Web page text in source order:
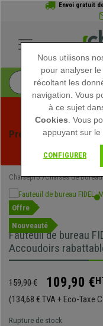
Envoi gratuit
Profitez des soldes
exclusives
Chaisepro Chaises de Bureau
Offre
Nouveauté
Fauteuil de bureau
Accoudoirs
159,90 € 109,90 €
(134,68 € TVA + Eco-Taxe
Rupture de stock
Nous utilisons
pour analyser
récoltant les
navigation. Vous
à ce sujet
Cookies . Vous
appuyant sur
CONFIGURER